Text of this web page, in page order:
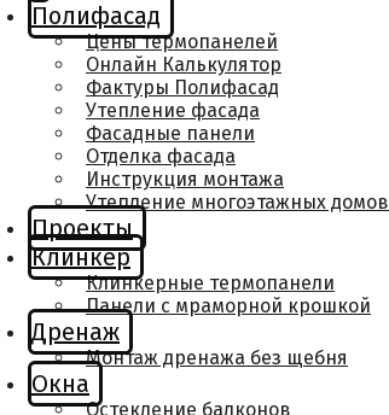
Полифасад
Цены термопанелей
Онлайн Калькулятор
Фактуры Полифасад
Утепление фасада
Фасадные панели
Отделка фасада
Инструкция монтажа
Утепление многоэтажных домов
Проекты
Клинкер
Клинкерные термопанели
Панели с мраморной крошкой
Дренаж
Монтаж дренажа без щебня
Окна
Остекление балконов